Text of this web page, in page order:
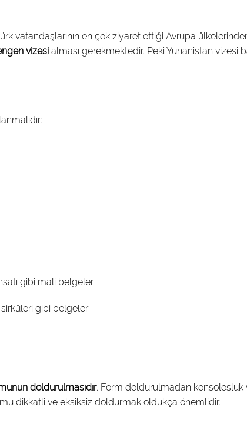
vatandaşlarının en çok ziyaret ettiği Avrupa
vizesi alması gerekmektedir. Peki Yunanistan vizesi
gibi mali belgeler
sirküleri gibi belgeler
doldurulmasıdır. Form doldurulmadan konsolosluk
dikkatli ve eksiksiz doldurmak oldukça önemlidir.